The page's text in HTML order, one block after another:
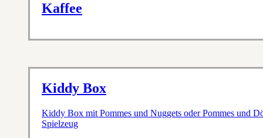
Kaffee
Kiddy Box
Kiddy Box mit Pommes und Nuggets oder Pommes und
Spielzeug